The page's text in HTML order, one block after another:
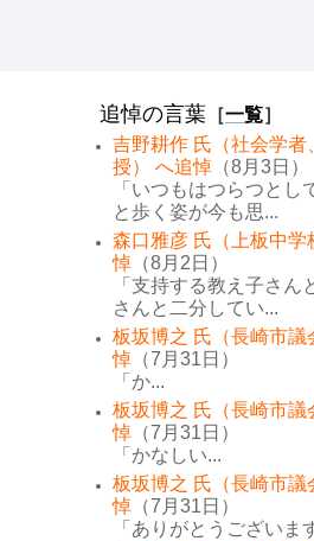
追悼の言葉 ［一覧］
吉野耕作 氏（社会学者
授） へ追悼 （8月3日）
「いつもはつらつとし
と歩く姿が今も思...
森口雅彦 氏（上板中学
悼 （8月2日）
「支持する教え子さん
さんと二分してい...
板坂博之 氏（長崎市議
悼 （7月31日）
「か...
板坂博之 氏（長崎市議
悼 （7月31日）
「かなしい...
板坂博之 氏（長崎市議
悼 （7月31日）
「ありがとうございま